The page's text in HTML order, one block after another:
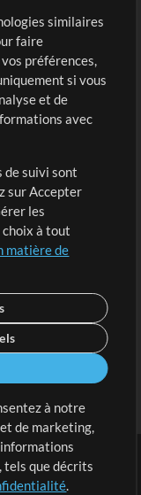
similaires
faire
préférences,
si vous
et de
avec
de suivi sont
sur Accepter
les
choix à tout
matière de
à notre
de marketing,
tels que décrits
.